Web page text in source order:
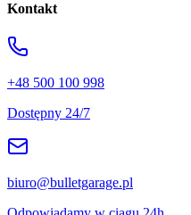
Kontakt
+48 500 100 998
Dostępny 24/7
biuro@bulletgarage.pl